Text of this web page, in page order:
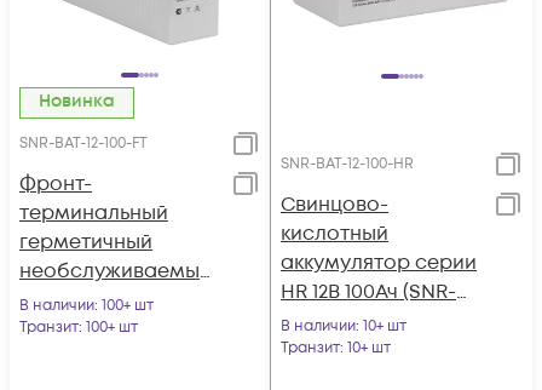
Новинка
SNR-BAT-12-100-FT
Фронт-
терминальный
герметичный
необслуживаемый
аккумулятор 12В
100Ач (SNR-BAT-12-
В наличии: 100+ шт
Транзит: 100+ шт
SNR-BAT-12-100-HR
Свинцово-
кислотный
аккумулятор серии
HR 12В 100Ач (SNR-
BAT-12-100-HR)
В наличии: 10+ шт
Транзит: 10+ шт